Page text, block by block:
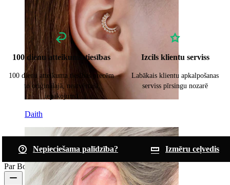
Daith
100 dienu atteikuma tiesības
100 dienu atteikuma tiesības precēm
to oriģinālajā, neatvērtajā
iepakojumā
Izcils klientu serviss
Labākais klientu apkalpošanas
serviss pīrsingu nozarē
Nepieciešama palīdzība?
Izmēru ceļvedis
Par Bodymod